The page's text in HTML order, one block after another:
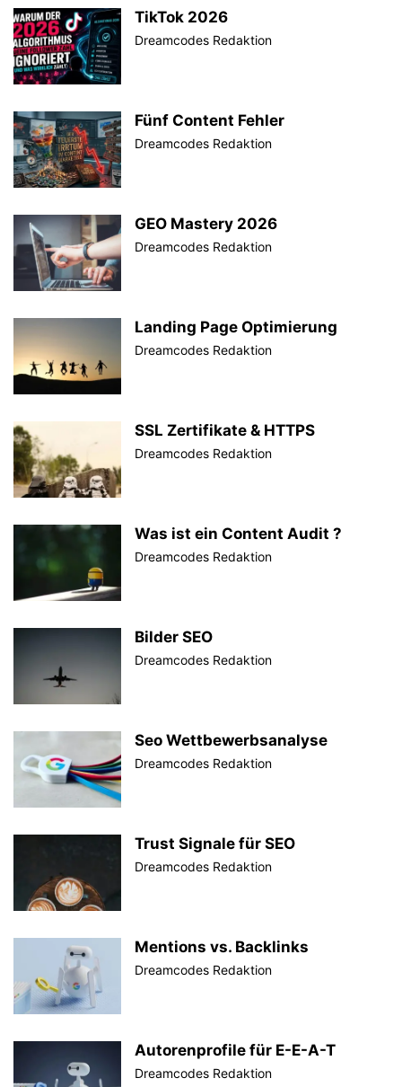
TikTok 2026
Dreamcodes Redaktion
Fünf Content Fehler
Dreamcodes Redaktion
GEO Mastery 2026
Dreamcodes Redaktion
Landing Page Optimierung
Dreamcodes Redaktion
SSL Zertifikate & HTTPS
Dreamcodes Redaktion
Was ist ein Content Audit ?
Dreamcodes Redaktion
Bilder SEO
Dreamcodes Redaktion
Seo Wettbewerbsanalyse
Dreamcodes Redaktion
Trust Signale für SEO
Dreamcodes Redaktion
Mentions vs. Backlinks
Dreamcodes Redaktion
Autorenprofile für E-E-A-T
Dreamcodes Redaktion